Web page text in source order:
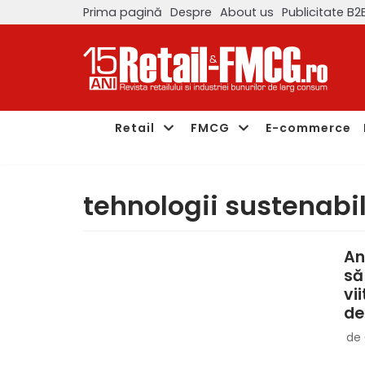
Prima pagină Despre About us Publicitate
Retail FMCG E-commerce
tehnologii
de